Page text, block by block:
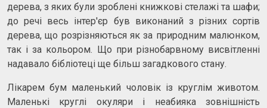
дерева, з яких були зроблені книжкові стелажі та шафи;
до речі весь інтер'єр був виконаний з різних сортів
дерева, що розрізняються як за природним малюнком,
так і за кольором. Що при різнобарвному висвітленні
надавало бібліотеці ще більш загадкового стану.
Лікарем бум маленький чоловік із круглім животом.
Маленькі круглі окуляри і неабияка зовнішність